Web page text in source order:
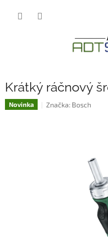
Krátký ráčnový
Novinka Značka: Bosch